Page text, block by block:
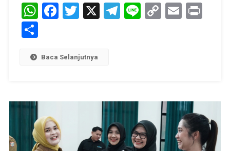
Dan
Pengawasan
WhatsApp
Facebook
Twitter
X Telegram
LineCopyEmail
Share
Baca Selanjutnya